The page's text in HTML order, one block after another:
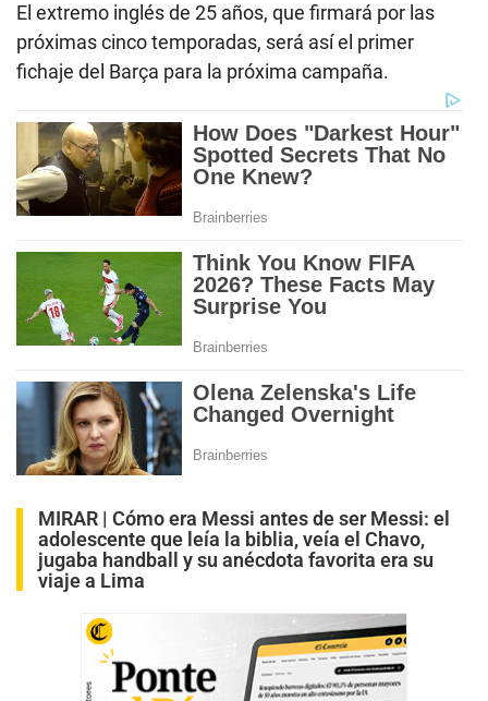
El extremo inglés de 25 años, que firmará por las
próximas cinco temporadas, será así el primer
fichaje del Barça para la próxima campaña.
MIRAR | Cómo era Messi antes de ser Messi: el
adolescente que leía la biblia, veía el Chavo,
jugaba handball y su anécdota favorita era su
viaje a Lima